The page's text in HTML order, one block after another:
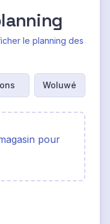
le planning des
Woluwé
pour